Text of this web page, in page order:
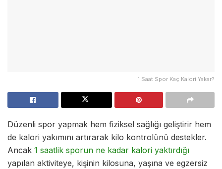
1 Saat Spor Kaç Kalori Yakar?
Düzenli spor yapmak hem fiziksel sağlığı geliştirir hem
de kalori yakımını artırarak kilo kontrolünü destekler.
Ancak 1 saatlik sporun ne kadar kalori yaktırdığı
yapılan aktiviteye, kişinin kilosuna, yaşına ve egzersiz